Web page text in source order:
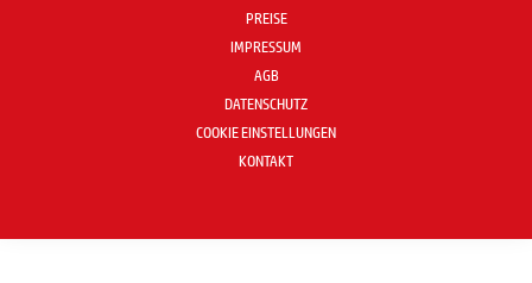
PREISE
IMPRESSUM
AGB
DATENSCHUTZ
COOKIE EINSTELLUNGEN
KONTAKT